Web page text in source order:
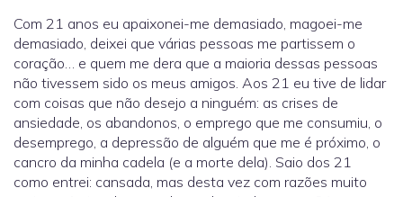
Com 21 anos eu apaixonei-me demasiado, magoei-me
demasiado, deixei que várias pessoas me partissem o
coração… e quem me dera que a maioria dessas pessoas
não tivessem sido os meus amigos. Aos 21 eu tive de lidar
com coisas que não desejo a ninguém: as crises de
ansiedade, os abandonos, o emprego que me consumiu, o
desemprego, a depressão de alguém que me é próximo, o
cancro da minha cadela (e a morte dela). Saio dos 21
como entrei: cansada, mas desta vez com razões muito